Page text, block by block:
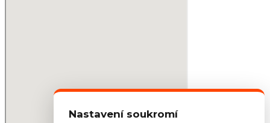
Nastavení soukromí